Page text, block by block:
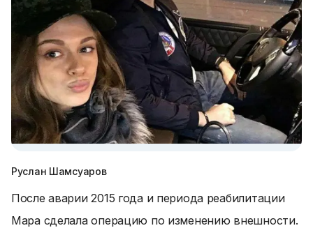
Руслан Шамсуаров
После аварии 2015 года и периода реабилитации
Мара сделала операцию по изменению внешности.